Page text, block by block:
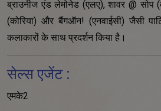
ब्राउनीज एंड लेमोनेड (एलए), शावर @ सोप
(कोरिया) और बैंगऑन! (एनवाईसी) जैसी
कलाकारों के साथ प्रदर्शन किया है।
सेल्स एजेंट :
एमके2